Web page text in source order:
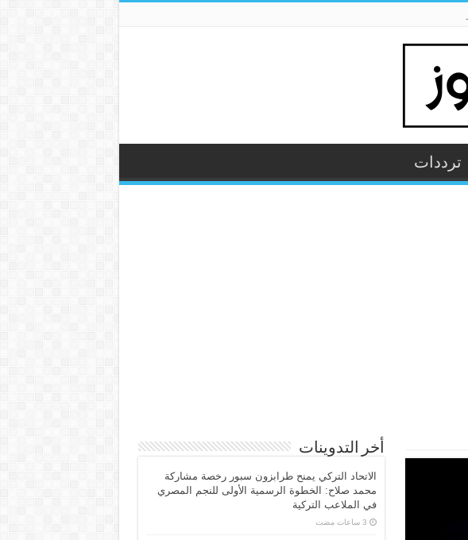
ترددات
أخر التدوينات
الاتحاد التركي يمنح طرابزون سبور رخصة مشاركة
محمد صلاح: الخطوة الرسمية الأولى للنجم المصري
في الملاعب التركية